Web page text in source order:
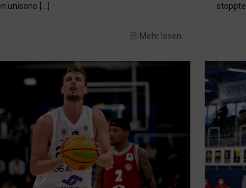
unisono
Mehr lesen
stoppte